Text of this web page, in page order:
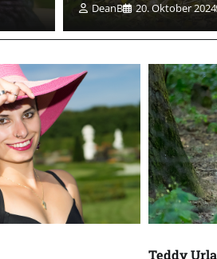
DeanB 20. Oktober 2024
Teddy